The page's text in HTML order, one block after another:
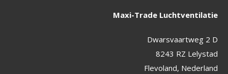
Maxi-Trade Luchtventilatie
Dwarsvaartweg 2 D
8243 RZ Lelystad
Flevoland, Nederland